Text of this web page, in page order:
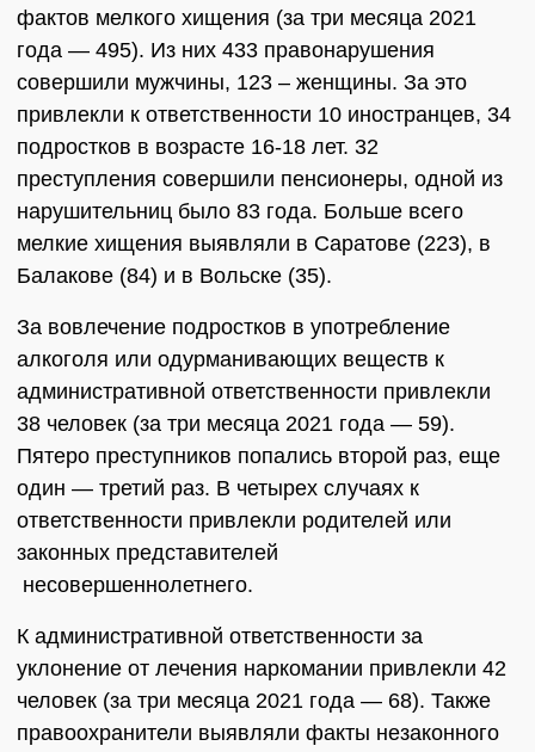
фактов мелкого хищения (за три месяца 2021
года ― 495). Из них 433 правонарушения
совершили мужчины, 123 – женщины. За это
привлекли к ответственности 10 иностранцев, 34
подростков в возрасте 16-18 лет. 32
преступления совершили пенсионеры, одной из
нарушительниц было 83 года. Больше всего
мелкие хищения выявляли в Саратове (223), в
Балакове (84) и в Вольске (35).
За вовлечение подростков в употребление
алкоголя или одурманивающих веществ к
административной ответственности привлекли
38 человек (за три месяца 2021 года ― 59).
Пятеро преступников попались второй раз, еще
один ― третий раз. В четырех случаях к
ответственности привлекли родителей или
законных представителей
несовершеннолетнего.
К административной ответственности за
уклонение от лечения наркомании привлекли 42
человек (за три месяца 2021 года ― 68). Также
правоохранители выявляли факты незаконного